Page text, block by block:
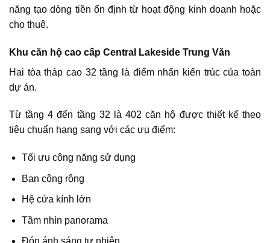
năng tạo dòng tiền ổn định từ hoạt động kinh doanh hoặc
cho thuê.
Khu căn hộ cao cấp Central Lakeside Trung Văn
Hai tòa tháp cao 32 tầng là điểm nhấn kiến trúc của toàn
dự án.
Từ tầng 4 đến tầng 32 là 402 căn hộ được thiết kế theo
tiêu chuẩn hạng sang với các ưu điểm:
Tối ưu công năng sử dụng
Ban công rộng
Hệ cửa kính lớn
Tầm nhìn panorama